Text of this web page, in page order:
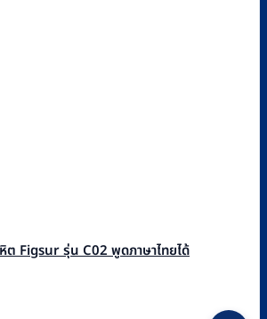
ต Figsur รุ่น C02 พูดภาษาไทยได้